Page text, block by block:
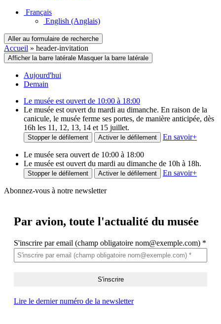
Français
English (Anglais)
Aller au formulaire de recherche
Accueil » header-invitation
Afficher la barre latérale Masquer la barre latérale
Aujourd'hui
Demain
Le musée est ouvert de 10:00 à 18:00
Le musée est ouvert du mardi au dimanche. En raison de la
canicule, le musée ferme ses portes, de manière anticipée, dès
16h les 11, 12, 13, 14 et 15 juillet.
Stopper le défilement Activer le défilement En savoir+
Le musée sera ouvert de 10:00 à 18:00
Le musée est ouvert du mardi au dimanche de 10h à 18h.
Stopper le défilement Activer le défilement En savoir+
Abonnez-vous à notre newsletter
Par avion, toute l'actualité du musée
S'inscrire par email (champ obligatoire nom@exemple.com) *
Lire le dernier numéro de la newsletter